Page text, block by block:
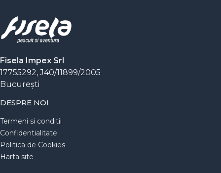
Fisela Impex Srl
17755292, J40/11899/2005
Bucureşti
DESPRE NOI
Termeni si conditii
Confidentialitate
Politica de Cookies
Harta site